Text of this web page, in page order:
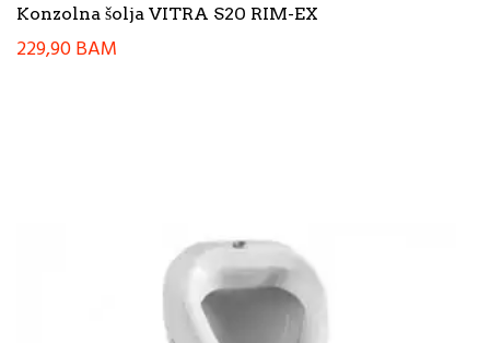
Konzolna šolja VITRA S20 RIM-EX
229,90BAM